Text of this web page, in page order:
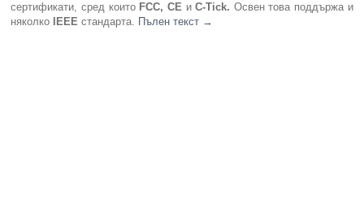
сертификати, сред които FCC, CE иC-Tick. Освен това поддържа и
няколко
IEEE стандарта. Пълен текст →